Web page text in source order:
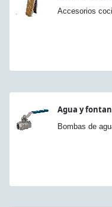
Accesorios
Agua y
Bombas de